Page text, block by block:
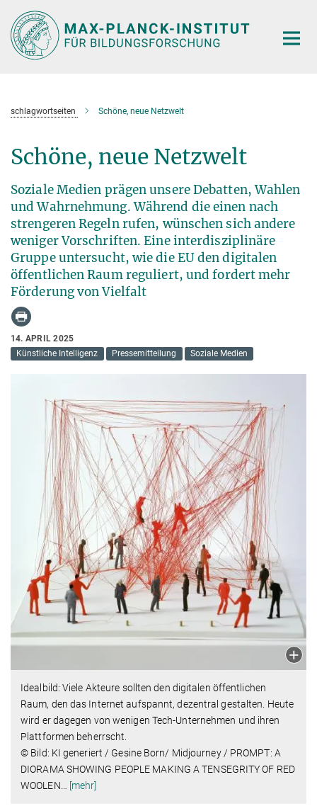
Hauptinhalt
schlagwortseiten Schöne, neue Netzwelt
Schöne, neue Netzwelt
Soziale Medien prägen unsere Debatten, Wahlen
und Wahrnehmung. Während die einen nach
strengeren Regeln rufen, wünschen sich andere
weniger Vorschriften. Eine interdisziplinäre
Gruppe untersucht, wie die EU den digitalen
öffentlichen Raum reguliert, und fordert mehr
Förderung von Vielfalt
14. APRIL 2025
Künstliche Intelligenz
Pressemitteilung Soziale Medien
Idealbild: Viele Akteure sollten den digitalen öffentlichen
Raum, den das Internet aufspannt, dezentral gestalten. Heute
wird er dagegen von wenigen Tech-Unternehmen und ihren
Plattformen beherrscht.
© Bild: KI generiert / Gesine Born/ Midjourney / PROMPT: A
DIORAMA SHOWING PEOPLE MAKING A TENSEGRITY OF RED
WOOLEN
[mehr]